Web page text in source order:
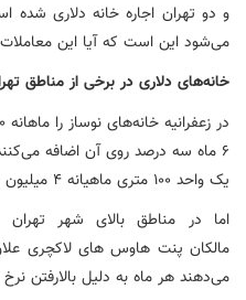
و دو تهران اجاره خانه دلاری شده
می‌شود این است که آیا این
خانه‌های دلاری در برخی از مناطق
یک واحد ۱۰۰ متری ماهیانه ۴ میلیون و ۸۰۰ هزار تومان پرداخت کنند.
اما در مناطق بالای شهر
مالکان پنت هاوس های لاکچری
می‌دهند هر ماه به دلیل بالارفتن